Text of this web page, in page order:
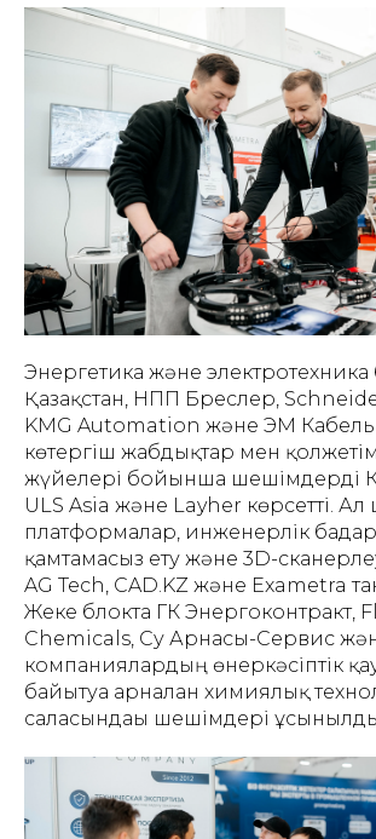
Энергетика және электротехника
Қазақстан, НПП Бреслер,
KMG Automation және ЭМ
көтергіш жабдықтар мен
жүйелері бойынша шешімдерді
ULS Asia және Layher көрсетті.
платформалар, инженерлік
қамтамасыз ету және 3D-
AG Tech, CAD.KZ және Exametra
Жеке блокта ГК Энергоконтракт,
Chemicals, Су Арнасы-Сервис
компаниялардың өнеркәсіптік
байытуға арналған химиялық
саласындағы шешімдері